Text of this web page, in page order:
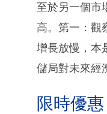
至於另一個市
高。第一：觀
增長放慢，本
儲局對未來經
限時優